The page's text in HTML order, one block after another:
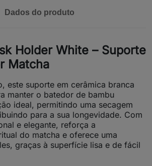
Dados do produto
Holder White – Suporte
Matcha
este suporte em cerâmica branca
manter o batedor de bambu
ideal, permitindo uma secagem
para a sua longevidade. Com
e elegante, reforça a
do matcha e oferece uma
graças à superfície lisa e de fácil